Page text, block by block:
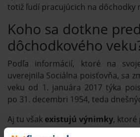
totiž ľudí pracujúcich na dôchodky
Koho sa dotkne
dôchodkového
Podľa informácií, ktoré na
uverejnila Sociálna poisťovňa, sa
veku od 1. januára 2017 týka
po 31. decembri 1954, teda
Aj tu však existujú výnimky, ktoré